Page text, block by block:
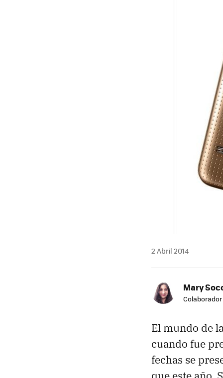
2 Abril 2014
Mary
Colaborador
El mundo de
cuando fue
fechas se